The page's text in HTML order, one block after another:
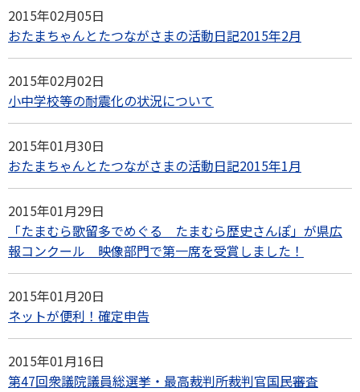
2015年02月05日
おたまちゃんとたつながさまの活動日記2015年2月
2015年02月02日
小中学校等の耐震化の状況について
2015年01月30日
おたまちゃんとたつながさまの活動日記2015年1月
2015年01月29日
「たまむら歌留多でめぐる たまむら歴史さんぽ」が県広
報コンクール 映像部門で第一席を受賞しました！
2015年01月20日
ネットが便利！確定申告
2015年01月16日
第47回衆議院議員総選挙・最高裁判所裁判官国民審査